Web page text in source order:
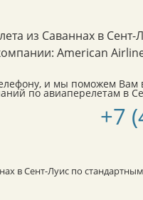
из Саваннах в
American
и мы поможем Вам
по авиаперелетам в
+7
в Сент-Луис по